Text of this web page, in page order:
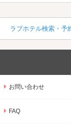
ラブホテル検索・予
お問い合わせ
FAQ